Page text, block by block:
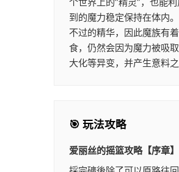
到的魔力稳定保持在体内
不过的精华，因此魔族有
食，仍然会因为魔力被吸
大化等异变，并产生意料
🎯 玩法攻略
爱丽丝的摇篮攻略【序章】